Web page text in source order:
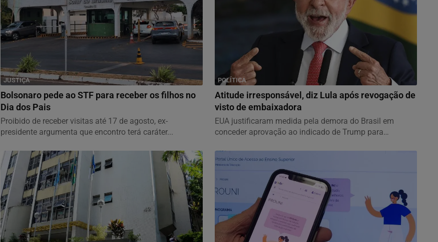
JUSTIÇA
Bolsonaro pede ao STF para receber os filhos no
Dia dos Pais
Proibido de receber visitas até 17 de agosto, ex-
presidente argumenta que encontro terá caráter...
POLÍTICA
Atitude irresponsável, diz Lula após revogação de
visto de embaixadora
EUA justificaram medida pela demora do Brasil em
conceder aprovação ao indicado de Trump para